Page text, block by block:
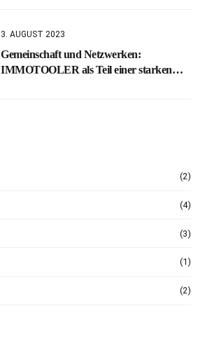
3. AUGUST 2023
Gemeinschaft und Netzwerken:
IMMOTOOLER als Teil einer starken
(2)
(4)
(3)
(1)
(2)